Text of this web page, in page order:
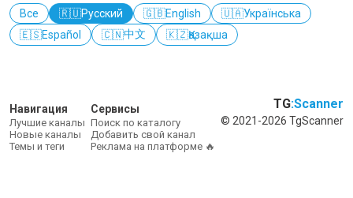
Все 🇷🇺Русский 🇬🇧English 🇺🇦Українська
🇪🇸Español 🇨🇳中文 🇰🇿Қазақша
Навигация
Лучшие каналы
Новые каналы
Темы и теги
Сервисы
Поиск по каталогу
Добавить свой канал
Реклама на платформе 🔥
TG:Scanner
© 2021-2026 TgScanner